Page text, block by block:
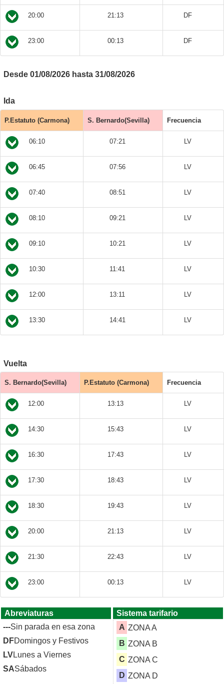
20:00 21:13 DF
23:00 00:13 DF
Desde 01/08/2026 hasta 31/08/2026
Ida
P.Estatuto (Carmona) S. Bernardo(Sevilla) Frecuencia
06:10 07:21 LV
06:45 07:56 LV
07:40 08:51 LV
08:10 09:21 LV
09:10 10:21 LV
10:30 11:41 LV
12:00 13:11 LV
13:30 14:41 LV
Vuelta
S. Bernardo(Sevilla) P.Estatuto (Carmona) Frecuencia
12:00 13:13 LV
14:30 15:43 LV
16:30 17:43 LV
17:30 18:43 LV
18:30 19:43 LV
20:00 21:13 LV
21:30 22:43 LV
23:00 00:13 LV
Abreviaturas
---Sin parada en esa zona
DFDomingos y Festivos
LVLunes a Viernes
SASábados
Sistema tarifario
A ZONA A
B ZONA B
C ZONA C
D ZONA D